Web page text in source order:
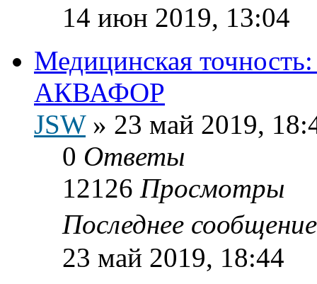
14 июн 2019, 13:04
Медицинская
АКВАФОР
JSW» 23 май 2019,
0 Ответы
12126 Просмотры
Последнее
23 май 2019, 18:44